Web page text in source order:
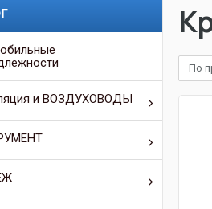
и ВОЗДУХОВОДЫ
По